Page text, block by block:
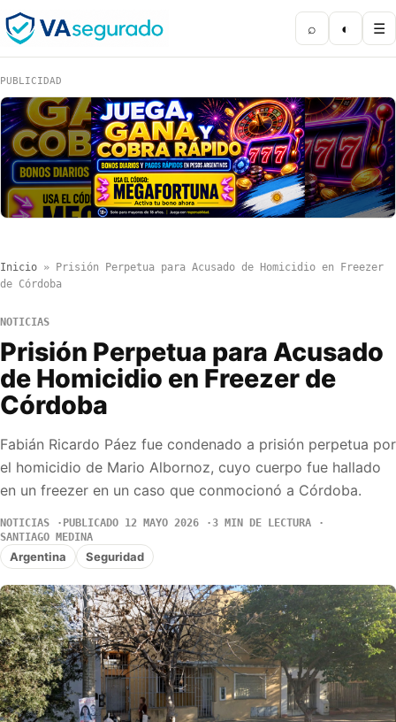
⌕ ◐ ☰
PUBLICIDAD
Inicio »
Prisión Perpetua para Acusado de Homicidio en Freezer
de Córdoba
NOTICIAS
Prisión Perpetua para Acusado
de Homicidio en Freezer de
Córdoba
Fabián Ricardo Páez fue condenado a prisión perpetua por
el homicidio de Mario Albornoz, cuyo cuerpo fue hallado
en un freezer en un caso que conmocionó a Córdoba.
NOTICIAS PUBLICADO 12 MAYO 2026
3 MIN DE LECTURA
SANTIAGO MEDINA
Argentina Seguridad